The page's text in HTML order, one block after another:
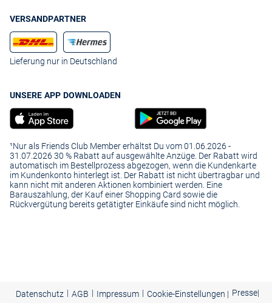
VERSANDPARTNER
Lieferung nur in Deutschland
UNSERE APP DOWNLOADEN
¹Nur als Friends Club Member erhältst Du vom 01.06.2026 -
31.07.2026 30 % Rabatt auf ausgewählte Anzüge. Der Rabatt wird
automatisch im Bestellprozess abgezogen, wenn die Kundenkarte
im Kundenkonto hinterlegt ist. Der Rabatt ist nicht übertragbar und
kann nicht mit anderen Aktionen kombiniert werden. Eine
Barauszahlung, der Kauf einer Shopping Card sowie die
Rückvergütung bereits getätigter Einkäufe sind nicht möglich.
Datenschutz | AGB | Impressum | Cookie-Einstellungen | Presse|